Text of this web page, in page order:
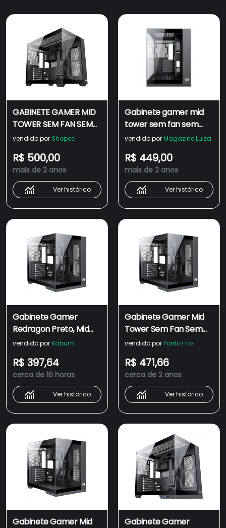
GABINETE GAMER MID
TOWER SEM FAN SEM
FONTE CA-604B
REDRAGON
vendido por Shopee
R$ 500,00
mais de 2 anos
Ver histórico
Gabinete gamer mid
tower sem fan sem
fonte ca-604b-pro
redragon
vendido por Magazine Luiza
R$ 449,00
mais de 2 anos
Ver histórico
Gabinete Gamer
Redragon Preto, Mid
Tower, Sem Fan, Sem
vendido por Kabum
R$ 397,64
cerca de 16 horas
Ver histórico
Gabinete Gamer Mid
Tower Sem Fan Sem
Fonte Ca-604B-Pro
Redragon
vendido por Ponto Frio
R$ 471,66
cerca de 2 anos
Ver histórico
Gabinete Gamer Mid
Gabinete Gamer